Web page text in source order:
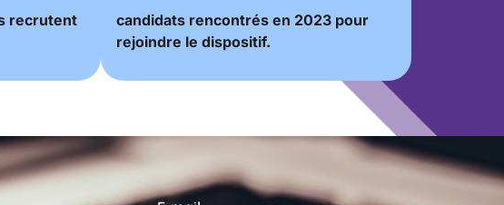
recrutent
candidats rencontrés en 2023 pour
rejoindre le dispositif.